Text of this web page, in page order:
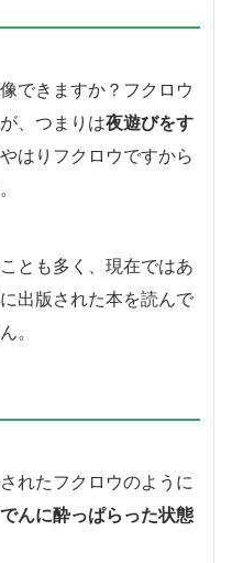
できますか？フクロウ
、つまりは夜遊びをす
はりフクロウですから
とも多く、現在ではあ
出版された本を読んで
。
れたフクロウのように
んに酔っぱらった状態